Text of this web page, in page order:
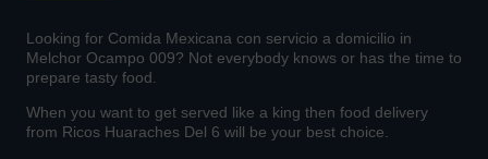
Looking for Comida Mexicana con servicio a domicilio in
Melchor Ocampo 009? Not everybody knows or has the time to
prepare tasty food.
When you want to get served like a king then food delivery
from Ricos Huaraches Del 6 will be your best choice.